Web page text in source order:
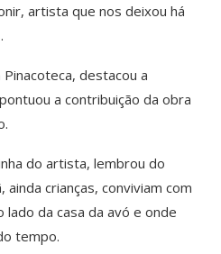
artista que nos deixou há
destacou a
a contribuição da obra
do artista, lembrou do
crianças, conviviam com
lado da casa da avó e onde
tempo.